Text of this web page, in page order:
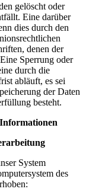
gelöscht oder
Eine darüber
dies durch den
denen der
Sperrung oder
durch die
abläuft, es sei
der Daten
besteht.
System
des